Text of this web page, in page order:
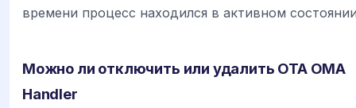
времени процесс находился в активном
Можно ли отключить или удалить OTA OMA
Handler